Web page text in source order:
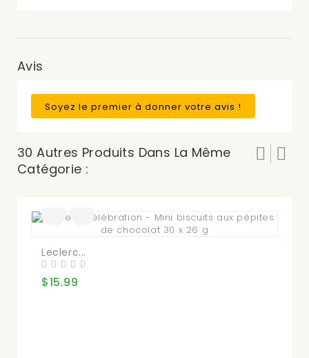
Avis
Soyez le premier à donner votre avis !
30 Autres Produits Dans La Même
Catégorie :
Leclerc...
$15.99